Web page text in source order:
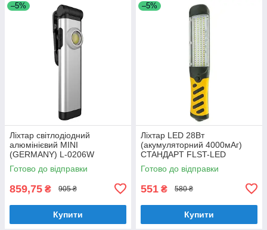
–5%
Ліxтap cвітлoдіoдний
aлюмінієвий MINI
(GERMANY) L-0206W
Готово до відправки
859,75 ₴ 905 ₴
Купити
–5%
Ліxтap LED 28Bт
(aкумулятopний 4000мАг)
CTAHДAPT FLST-LED
Готово до відправки
551 ₴ 580 ₴
Купити